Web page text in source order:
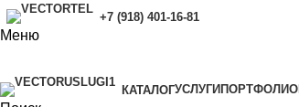
+7 (918) 401-16-81
Меню
КАТАЛОГУСЛУГИ ПОРТФОЛИО